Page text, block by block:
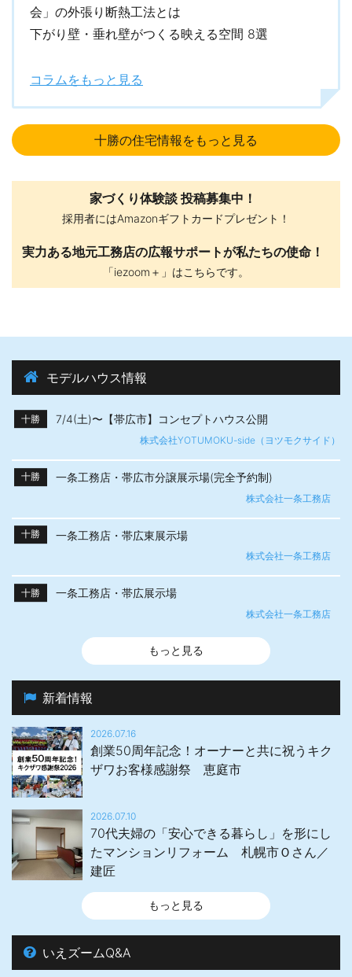
会」の外張り断熱工法とは
下がり壁・垂れ壁がつくる映える空間 8選
コラムをもっと見る
十勝の住宅情報をもっと見る
家づくり体験談 投稿募集中！
採用者にはAmazonギフトカードプレゼント！
実力ある地元工務店の広報サポートが私たちの使命！
「iezoom＋」はこちらです。
モデルハウス情報
十勝 7/4(土)〜【帯広市】​コンセプトハウス公開
株式会社YOTUMOKU-side（ヨツモクサイド）
十勝 一条工務店・帯広市分譲展示場(完全予約制)
株式会社一条工務店
十勝 一条工務店・帯広東展示場
株式会社一条工務店
十勝 一条工務店・帯広展示場
株式会社一条工務店
もっと見る
新着情報
2026.07.16
創業50周年記念！オーナーと共に祝うキク
ザワお客様感謝祭 恵庭市
2026.07.10
70代夫婦の「安心できる暮らし」を形にし
たマンションリフォーム 札幌市Ｏさん／
建匠
もっと見る
いえズームQ&A